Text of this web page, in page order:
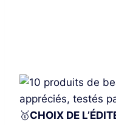
🥇CHOIX DE